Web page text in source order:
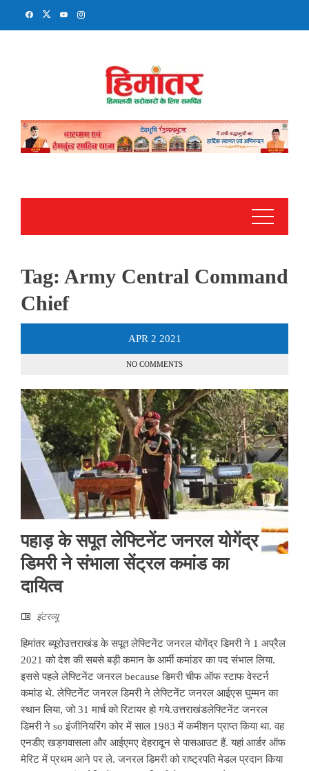
Tag: Army Central Command
Chief
APR 2 2021
NO COMMENTS
पहाड़ के सपूत लेफ्टिनेंट जनरल योगेंद्र
डिमरी ने संभाला सेंट्रल कमांड का
दायित्व
इंटरव्‍यू
हिमांतर ब्यूरोउत्तराखंड के सपूत लेफ्टिनेंट जनरल योगेंद्र डिमरी ने 1 अप्रैल
2021 को देश की सबसे बड़ी कमान के आर्मी कमांडर का पद संभाल लिया.
इससे पहले लेफ्टिनेंट जनरल because डिमरी चीफ ऑफ स्टाफ वेस्टर्न
कमांड थे. लेफ्टिनेंट जनरल डिमरी ने लेफ्टिनेंट जनरल आईएस घुम्मन का
स्थान लिया, जो 31 मार्च को रिटायर हो गये.उत्तराखंडलेफ्टिनेंट जनरल
डिमरी ने so इंजीनियरिंग कोर में साल 1983 में कमीशन प्राप्त किया था. वह
एनडीए खड़गवासला और आईएमए देहरादून से पासआउट हैं. यहां आर्डर ऑफ
मेरिट में प्रथम आने पर ले. जनरल डिमरी को राष्ट्रपति मेडल प्रदान किया